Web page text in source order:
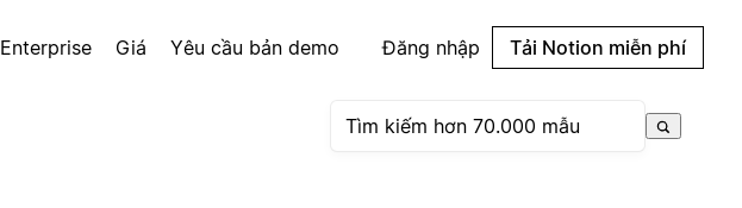
Enterprise Giá Yêu cầu bản demo Đăng nhập Tải Notion miễn phí